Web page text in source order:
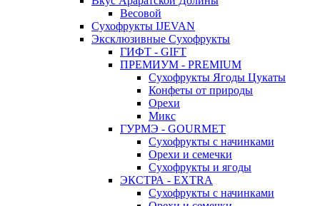
Весовой
Сухофрукты IJEVAN
Эксклюзивные Сухофрукты
ГИФТ - GIFT
ПРЕМИУМ - PREMIUM
Сухофрукты Ягоды Цукаты
Конфеты от природы
Орехи
Микс
ГУРМЭ - GOURMET
Сухофрукты с начинками
Орехи и семечки
Сухофрукты и ягоды
ЭКСТРА - EXTRA
Сухофрукты с начинками